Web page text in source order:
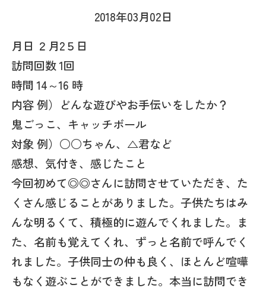
2018年03月02日
月日 ２月2５日
訪問回数 1回
時間 14～16 時
内容 例）どんな遊びやお手伝いをしたか？
鬼ごっこ、キャッチボール
対象 例）○○ちゃん、△君など
感想、気付き、感じたこと
今回初めて◎◎さんに訪問させていただき、た
くさん感じることがありました。子供たちはみ
んな明るくて、積極的に遊んでくれました。ま
た、名前も覚えてくれ、ずっと名前で呼んでく
れました。子供同士の仲も良く、ほとんど喧嘩
もなく遊ぶことができました。本当に訪問でき